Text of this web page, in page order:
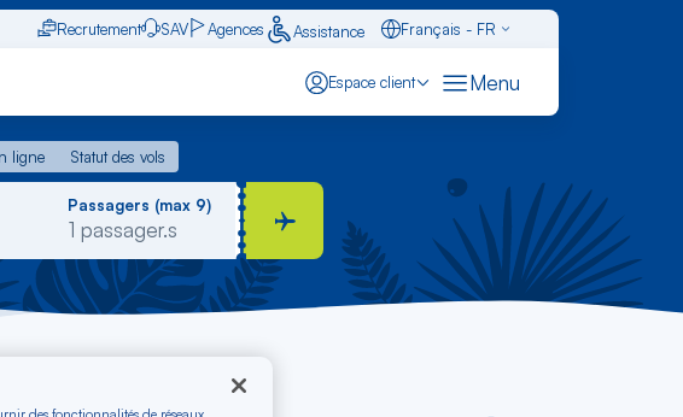
Recrutement SAV Agences Assistance
Français - FR
Espace client Menu
ligne
Statut des vols
ligne Statut des vols
Passagers (max 9)